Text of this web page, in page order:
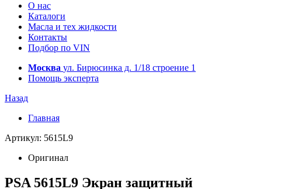
О нас
Каталоги
Масла и тех жидкости
Контакты
Подбор по VIN
Москва ул. Бирюсинка д. 1/18 строение 1
Помощь эксперта
Назад
Главная
Артикул: 5615L9
Оригинал
PSA 5615L9 Экран защитный